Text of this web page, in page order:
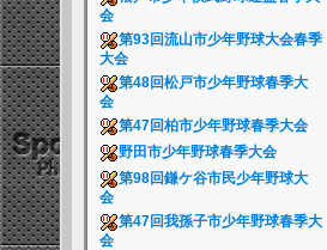
会
第93回流山市少年野球大会春季
大会
第48回松戸市少年野球春季大
会
第47回柏市少年野球春季大会
野田市少年野球春季大会
第98回鎌ケ谷市民少年野球大
会
第47回我孫子市少年野球春季大
会